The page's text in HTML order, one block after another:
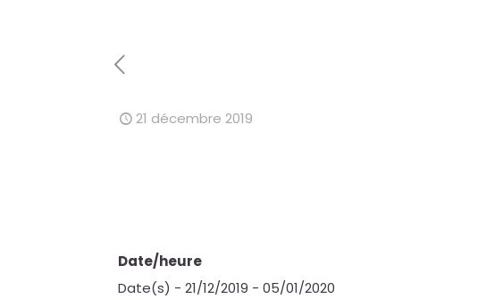
21 décembre 2019
Date/heure
Date(s) - 21/12/2019 - 05/01/2020